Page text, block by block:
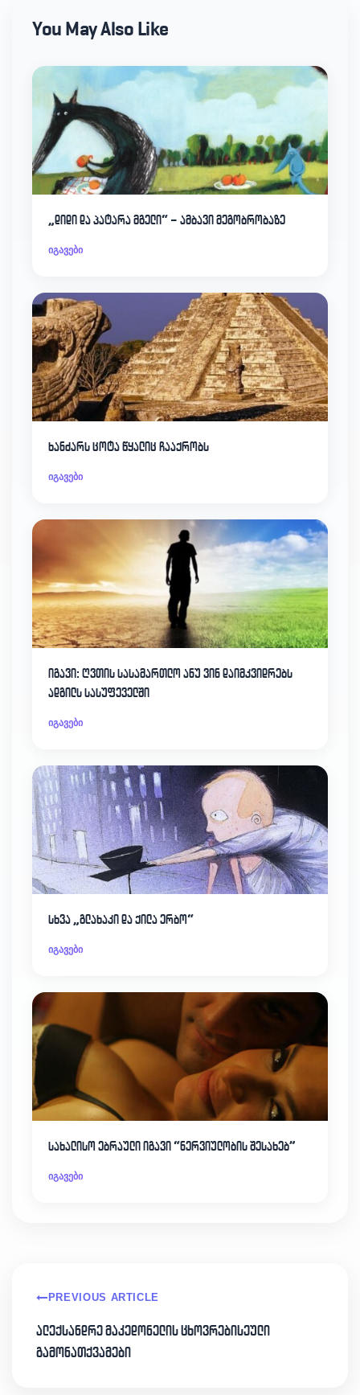
You May Also Like
„დიდი და პატარა მგელი“ – ამბავი მეგობრობაზე
იგავები
ხანძარს ცოტა წყალიც ჩააქრობს
იგავები
იგავი: ღვთის სასამართლო ანუ ვინ დაიმკვიდრებს
ადგილს სასუფეველში
იგავები
სხვა „გლახაკი და ქილა ერბო“
იგავები
სახალისო ებრაული იგავი “ნერვიულობის შესახებ”
იგავები
PREVIOUS ARTICLE
ალექსანდრე მაკედონელის ცხოვრებისეული
გამონათქვამები